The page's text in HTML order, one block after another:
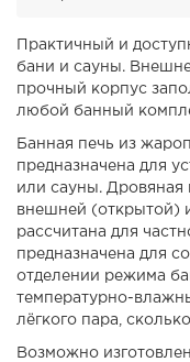
Практичный и
бани и сауны.
прочный корпус
любой банный
Банная печь из
предназначена для
или сауны. Дровяная
внешней (открытой)
рассчитана для
предназначена для
отделении режима
температурно-
лёгкого пара,
Возможно